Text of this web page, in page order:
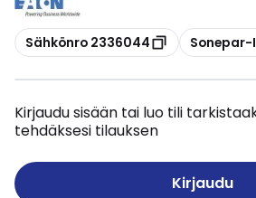
Kopioi
Sähkönro 2336044 Kopioi
Sonepar-
Kirjaudu sisään tai luo tili
tehdäksesi tilauksen
Kirjaudu